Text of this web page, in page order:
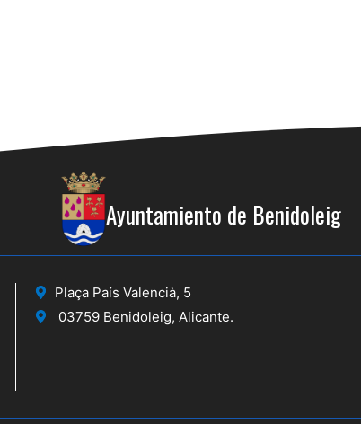
Ayuntamiento de Benidoleig
Plaça País Valencià, 5
03759 Benidoleig, Alicante.